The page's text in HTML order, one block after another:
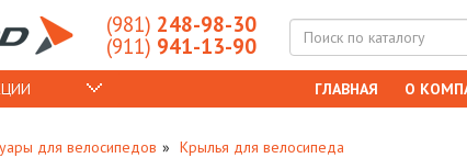
(981) 248-98-30
(911) 941-13-90
ГЛАВНАЯ О
для велосипедов
Крылья для велосипеда